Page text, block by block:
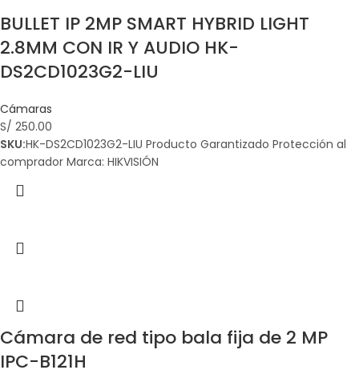
BULLET IP 2MP SMART HYBRID LIGHT
2.8MM CON IR Y AUDIO HK-
DS2CD1023G2-LIU
Cámaras
S/ 250.00
SKU:HK-DS2CD1023G2-LIU Producto Garantizado Protección al
comprador Marca: HIKVISIÓN
Cámara de red tipo bala fija de 2 MP
IPC-B121H